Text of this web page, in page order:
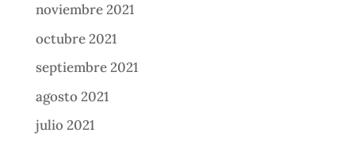
noviembre 2021
octubre 2021
septiembre 2021
agosto 2021
julio 2021